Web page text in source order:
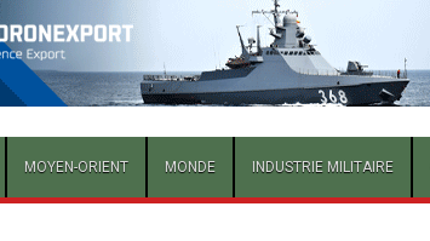
MOYEN-ORIENT MONDE INDUSTRIE MILITAIRE